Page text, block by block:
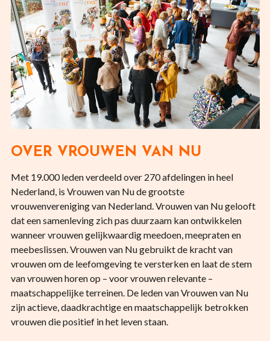
OVER VROUWEN VAN NU
Met 19.000 leden verdeeld over 270 afdelingen in heel
Nederland, is Vrouwen van Nu de grootste
vrouwenvereniging van Nederland. Vrouwen van Nu gelooft
dat een samenleving zich pas duurzaam kan ontwikkelen
wanneer vrouwen gelijkwaardig meedoen, meepraten en
meebeslissen. Vrouwen van Nu gebruikt de kracht van
vrouwen om de leefomgeving te versterken en laat de stem
van vrouwen horen op – voor vrouwen relevante –
maatschappelijke terreinen. De leden van Vrouwen van Nu
zijn actieve, daadkrachtige en maatschappelijk betrokken
vrouwen die positief in het leven staan.